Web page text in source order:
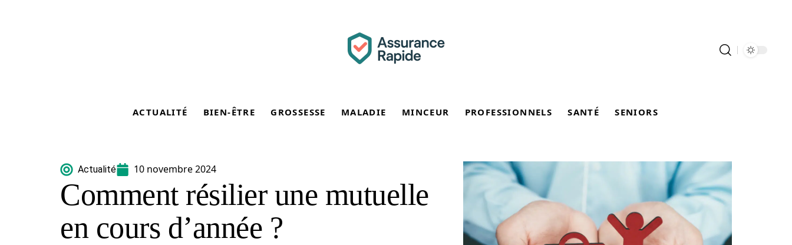
ACTUALITÉ BIEN-ÊTRE GROSSESSE MALADIE MINCEUR PROFESSIONNELS SANTÉ SENIORS
Actualité 10 novembre 2024
Comment résilier une mutuelle
en cours d’année ?